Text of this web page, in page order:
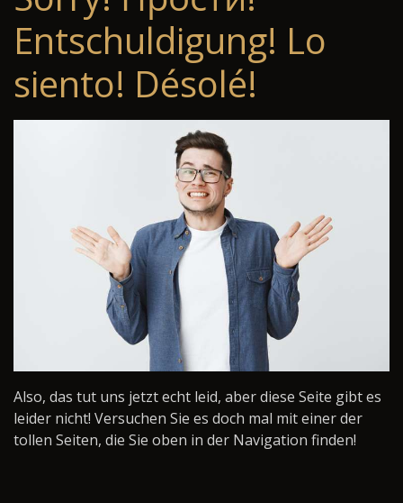
Entschuldigung! Lo
siento! Désolé!
Also, das tut uns jetzt echt leid, aber diese Seite gibt es
leider nicht! Versuchen Sie es doch mal mit einer der
tollen Seiten, die Sie oben in der Navigation finden!